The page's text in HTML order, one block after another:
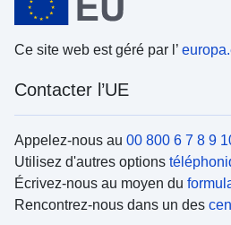
Ce site web est géré par l’
Contacter l’UE
Appelez-nous au 00 800 6 7 8 9
Utilisez d'autres options
Écrivez-nous au moyen du
Rencontrez-nous dans un des